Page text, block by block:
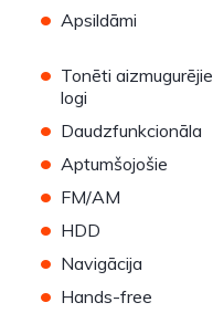
• Apsildāmi
• Tonēti aizmugurējie
logi
• Daudzfunkcionāla
• Aptumšojošie
• FM/AM
• HDD
• Navigācija
• Hands-free